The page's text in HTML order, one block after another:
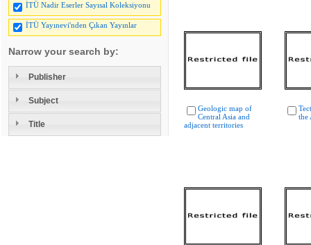
İTÜ Nadir Eserler Sayısal Koleksiyonu
İTÜ Yayınevi'nden Çıkan Yayınlar
Narrow your search by:
Publisher
Subject
Title
Geologic map of
Central Asia and
adjacent territories
the